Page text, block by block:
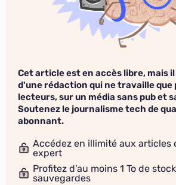
Cet article est en accès libre, mais
d'une rédaction qui ne travaille que
lecteurs, sur un média sans pub et
Soutenez le journalisme tech de
abonnant.
Accédez en illimité aux articles
expert
Profitez d'au moins 1 To de
sauvegardes